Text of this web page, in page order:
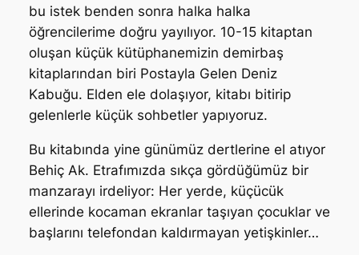
bu istek benden sonra halka halka
öğrencilerime doğru yayılıyor. 10-15 kitaptan
oluşan küçük kütüphanemizin demirbaş
kitaplarından biri Postayla Gelen Deniz
Kabuğu. Elden ele dolaşıyor, kitabı bitirip
gelenlerle küçük sohbetler yapıyoruz.
Bu kitabında yine günümüz dertlerine el atıyor
Behiç Ak. Etrafımızda sıkça gördüğümüz bir
manzarayı irdeliyor: Her yerde, küçücük
ellerinde kocaman ekranlar taşıyan çocuklar ve
başlarını telefondan kaldırmayan yetişkinler…